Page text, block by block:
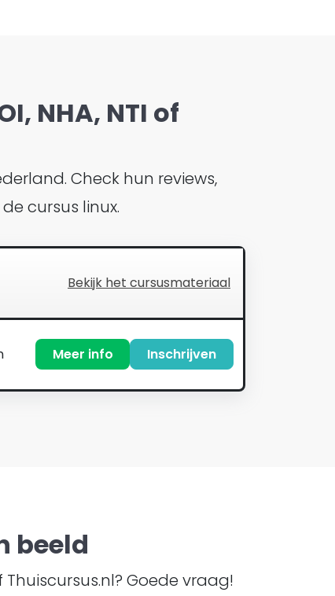
NHA, NTI of
Check hun reviews,
cursus linux.
Bekijk het cursusmateriaal
Meer info Inschrijven
beeld
Thuiscursus.nl? Goede vraag!